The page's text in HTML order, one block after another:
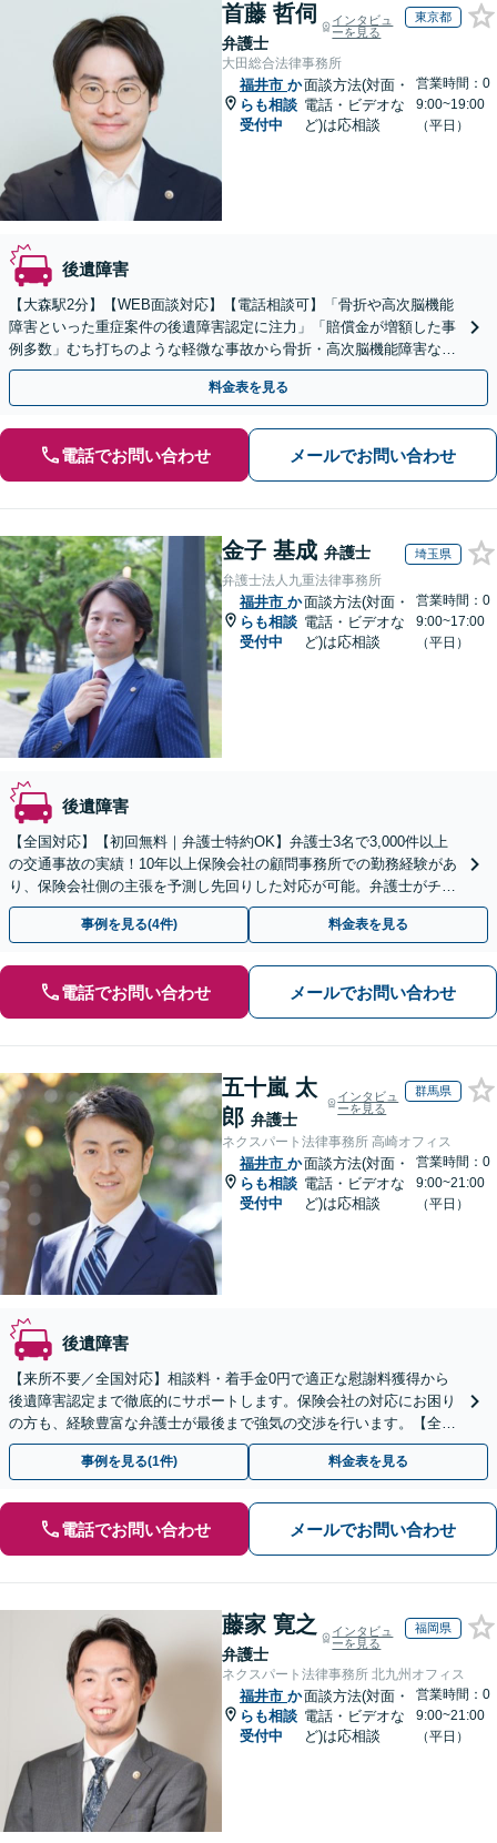
首藤 哲伺
弁護士
インタビュ
ーを見る
東京都
大田総合法律事務所
福井市 か
らも相談
受付中
面談方法(対面・
電話・ビデオな
ど)は応相談
営業時間：0
9:00~19:00
（平日）
後遺障害
【大森駅2分】【WEB面談対応】【電話相談可】「骨折や高次脳機能
障害といった重症案件の後遺障害認定に注力」「賠償金が増額した事
例多数」むち打ちのような軽微な事故から骨折・高次脳機能障害など
の重症事故まで、事故の規模に関わらず対応いたします
料金表を見る
電話でお問い合わせ メールでお問い合わせ
金子 基成 弁護士 埼玉県
弁護士法人九重法律事務所
福井市 か
らも相談
受付中
面談方法(対面・
電話・ビデオな
ど)は応相談
営業時間：0
9:00~17:00
（平日）
後遺障害
【全国対応】【初回無料｜弁護士特約OK】弁護士3名で3,000件以上
の交通事故の実績！10年以上保険会社の顧問事務所での勤務経験があ
り、保険会社側の主張を予測し先回りした対応が可能。弁護士がチー
ムとなり示談交渉、休業損害、後遺障害等に対応。
事例を見る(4件) 料金表を見る
電話でお問い合わせ メールでお問い合わせ
五十嵐 太
郎 弁護士
インタビュ
ーを見る
群馬県
ネクスパート法律事務所 高崎オフィス
福井市 か
らも相談
受付中
面談方法(対面・
電話・ビデオな
ど)は応相談
営業時間：0
9:00~21:00
（平日）
後遺障害
【来所不要／全国対応】相談料・着手金0円で適正な慰謝料獲得から
後遺障害認定まで徹底的にサポートします。保険会社の対応にお困り
の方も、経験豊富な弁護士が最後まで強気の交渉を行います。【全国
13拠点】お気軽にご相談ください。
事例を見る(1件) 料金表を見る
電話でお問い合わせ メールでお問い合わせ
藤家 寛之
弁護士
インタビュ
ーを見る
福岡県
ネクスパート法律事務所 北九州オフィス
福井市 か
らも相談
受付中
面談方法(対面・
電話・ビデオな
ど)は応相談
営業時間：0
9:00~21:00
（平日）